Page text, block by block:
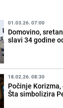
01.03.26. 07:00
Domovino,
slavi 34 godine
18.02.26. 08:30
Počinje
Šta simbolizira